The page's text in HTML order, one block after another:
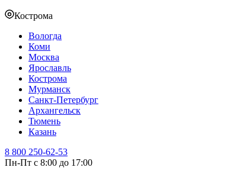
Кострома
Вологда
Коми
Москва
Ярославль
Кострома
Мурманск
Санкт-Петербург
Архангельск
Тюмень
Казань
8 800 250-62-53
Пн-Пт с 8:00 до 17:00